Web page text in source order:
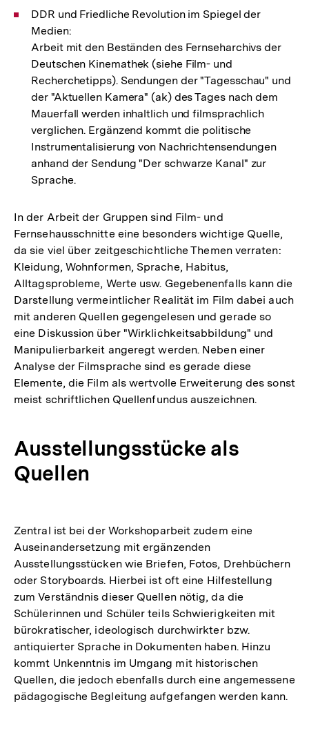
DDR und Friedliche Revolution im Spiegel der
Medien:
Arbeit mit den Beständen des Fernseharchivs der
Deutschen Kinemathek (siehe Film- und
Recherchetipps). Sendungen der "Tagesschau" und
der "Aktuellen Kamera" (ak) des Tages nach dem
Mauerfall werden inhaltlich und filmsprachlich
verglichen. Ergänzend kommt die politische
Instrumentalisierung von Nachrichtensendungen
anhand der Sendung "Der schwarze Kanal" zur
Sprache.
In der Arbeit der Gruppen sind Film- und
Fernsehausschnitte eine besonders wichtige Quelle,
da sie viel über zeitgeschichtliche Themen verraten:
Kleidung, Wohnformen, Sprache, Habitus,
Alltagsprobleme, Werte usw. Gegebenenfalls kann die
Darstellung vermeintlicher Realität im Film dabei auch
mit anderen Quellen gegengelesen und gerade so
eine Diskussion über "Wirklichkeitsabbildung" und
Manipulierbarkeit angeregt werden. Neben einer
Analyse der Filmsprache sind es gerade diese
Elemente, die Film als wertvolle Erweiterung des sonst
meist schriftlichen Quellenfundus auszeichnen.
Ausstellungsstücke als
Quellen
Zentral ist bei der Workshoparbeit zudem eine
Auseinandersetzung mit ergänzenden
Ausstellungsstücken wie Briefen, Fotos, Drehbüchern
oder Storyboards. Hierbei ist oft eine Hilfestellung
zum Verständnis dieser Quellen nötig, da die
Schülerinnen und Schüler teils Schwierigkeiten mit
bürokratischer, ideologisch durchwirkter bzw.
antiquierter Sprache in Dokumenten haben. Hinzu
kommt Unkenntnis im Umgang mit historischen
Quellen, die jedoch ebenfalls durch eine angemessene
pädagogische Begleitung aufgefangen werden kann.